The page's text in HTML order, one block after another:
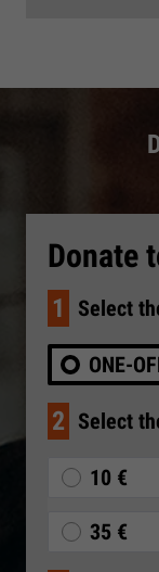
Donate
1 Select
ONE-
2 Select
10 €
35 €